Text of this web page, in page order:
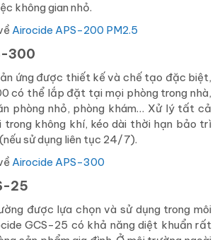
không gian nhỏ.
Airocide APS-200 PM2.5
300
ứng được thiết kế và chế tạo đặc biệt,
có thể lắp đặt tại mọi phòng trong nhà,
phòng nhỏ, phòng khám… Xử lý tất cả
trong không khí, kéo dài thời hạn bảo trì
sử dụng liên tục 24/7).
Airocide APS-300
25
được lựa chọn và sử dụng trong môi
GCS-25 có khả năng diệt khuẩn rất